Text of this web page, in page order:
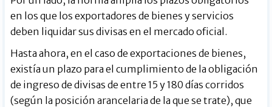
en los que los exportadores de bienes y servicios
deben liquidar sus divisas en el mercado oficial.
Hasta ahora, en el caso de exportaciones de bienes,
existía un plazo para el cumplimiento de la obligación
de ingreso de divisas de entre 15 y 180 días corridos
(según la posición arancelaria de la que se trate), que